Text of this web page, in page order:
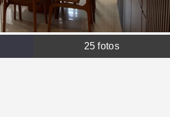
25 fotos